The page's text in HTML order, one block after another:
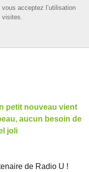
acceptez l’utilisation
visites.
acceptez l’utilisation
visites.
petit nouveau vient
aucun besoin de
joli
de Radio U !